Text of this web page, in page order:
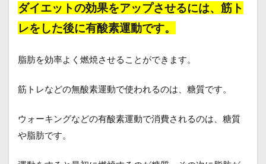
ダイエットの効果をアップさせるには、筋ト
レをした後に有酸素運動です。
脂肪を効率よく燃焼させることができます。
筋トレなどの無酸素運動で使われるのは、糖質です。
ウォーキングなどの有酸素運動で消費されるのは、糖質
や脂肪です。